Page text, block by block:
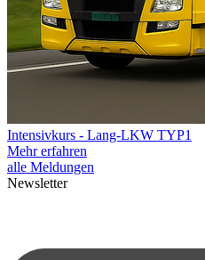
Intensivkurs - Lang-LKW TYP1
Mehr erfahren
alle Meldungen
Newsletter